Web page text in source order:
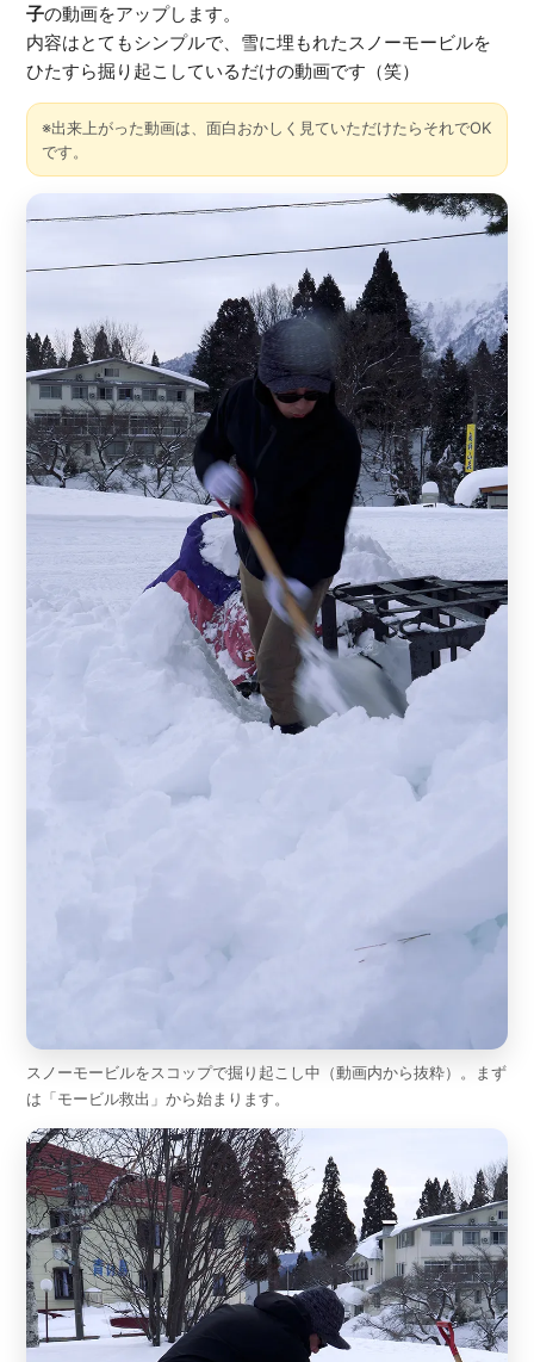
子の動画をアップします。
内容はとてもシンプルで、雪に埋もれたスノーモービルを
ひたすら掘り起こしているだけの動画です（笑）
※出来上がった動画は、面白おかしく見ていただけたらそれでOK
です。
スノーモービルをスコップで掘り起こし中（動画内から抜粋）。まず
は「モービル救出」から始まります。